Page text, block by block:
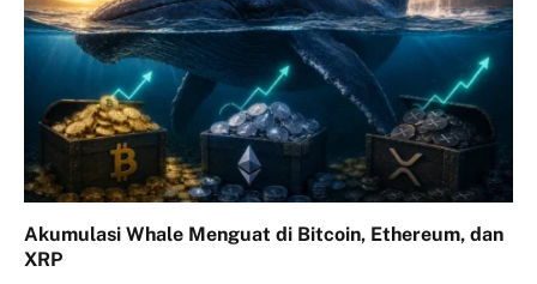
Akumulasi Whale Menguat di Bitcoin, Ethereum, dan
XRP